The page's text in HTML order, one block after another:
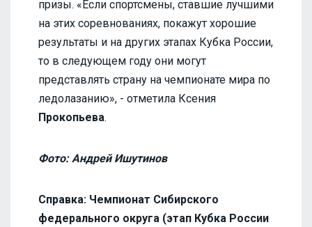
призы. «Если спортсмены, ставшие лучшими
на этих соревнованиях, покажут хорошие
результаты и на других этапах Кубка России,
то в следующем году они могут
представлять страну на чемпионате мира по
ледолазанию», - отметила Ксения
Прокопьева.
Фото: Андрей Ишутинов
Справка: Чемпионат Сибирского
федерального округа (этап Кубка России